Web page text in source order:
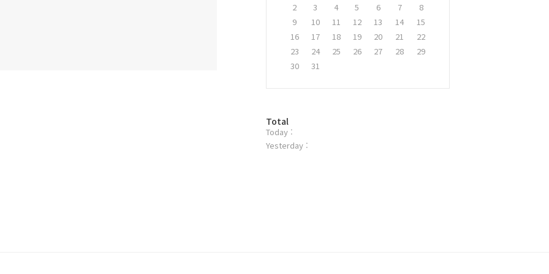
2 3 4 5 6 7
8
9
10 11 12 13 14
15
16
17 18 19 20 21
22
23
24 25 26 27 28
29
30
31
방
문
자
Total
Today :
Yesterday :